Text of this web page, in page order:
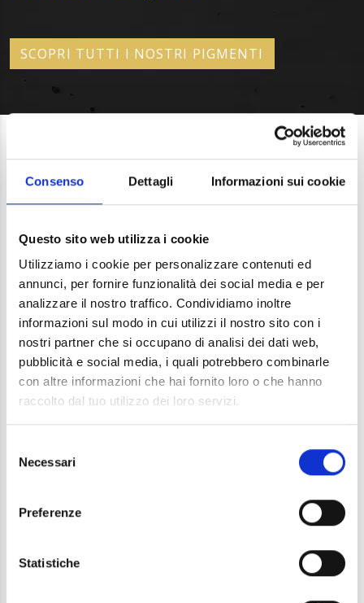
Consenso Dettagli Informazioni sui cookie
Questo sito web utilizza i cookie
Utilizziamo i cookie per personalizzare contenuti ed
annunci, per fornire funzionalità dei social media e per
analizzare il nostro traffico. Condividiamo inoltre
informazioni sul modo in cui utilizzi il nostro sito con i
nostri partner che si occupano di analisi dei dati web,
pubblicità e social media, i quali potrebbero combinarle
con altre informazioni che hai fornito loro o che hanno
raccolto dal tuo utilizzo dei loro servizi.
delNecessari
Preferenze
Statistiche
SCOPRI TUTTI I NOSTRI PIGMENTI
ILMECCANISMODI
COLORAZIONE DEL
CALCESTRUZZO
La colorazione del calcestruzzo attraverso i
pigmenti di ossido di ferro è un processo che
interessa solo le particelle di cemento.
La colorazione del calcestruzzo attraverso i
pigmenti di ossido di ferro è un processo che
interessa solo le particelle di cemento.
Misure:
grana del cemento idrolizzato circa 100 - 150
agglomerato di particelle di pigmento circa 1
micron
nm)